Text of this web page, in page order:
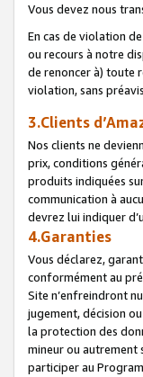
Vous devez nous
En cas de violation
ou recours à notre
de renoncer à) toute
violation, sans
3.Clients
Nos clients ne
prix, conditions
produits indiquées
communication à
devrez lui indiquer
4.Garanties
Vous déclarez,
conformément au
Site n’enfreindront
jugement, décision
la protection des
mineur ou autrement
participer au